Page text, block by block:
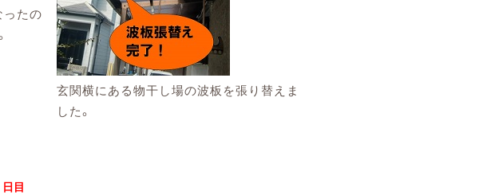
ったの
玄関横にある物干し場の波板を張り替えま
した。
目